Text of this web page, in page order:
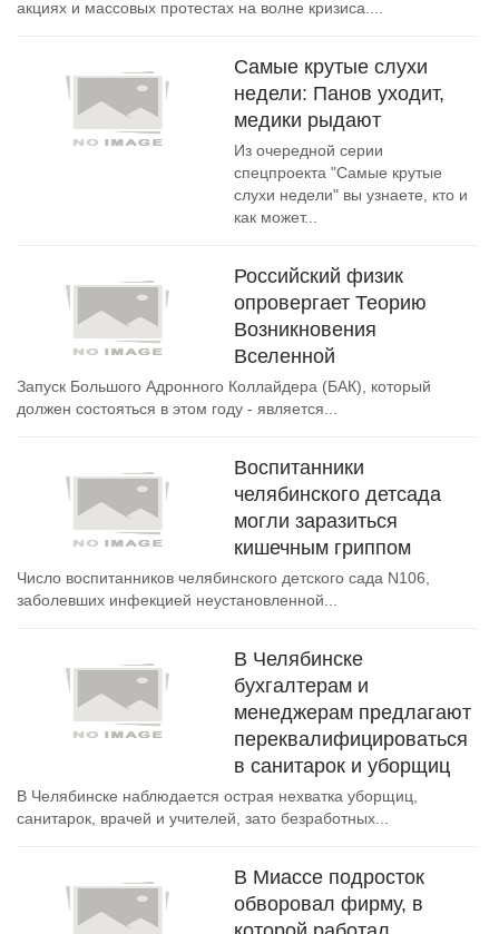
акциях и массовых протестах на волне кризиса....
Самые крутые слухи
недели: Панов уходит,
медики рыдают
Из очередной серии
спецпроекта "Самые крутые
слухи недели" вы узнаете, кто и
как может...
Российский физик
опровергает Теорию
Возникновения
Вселенной
Запуск Большого Адронного Коллайдера (БАК), который
должен состояться в этом году - является...
Воспитанники
челябинского детсада
могли заразиться
кишечным гриппом
Число воспитанников челябинского детского сада N106,
заболевших инфекцией неустановленной...
В Челябинске
бухгалтерам и
менеджерам предлагают
переквалифицироваться
в санитарок и уборщиц
В Челябинске наблюдается острая нехватка уборщиц,
санитарок, врачей и учителей, зато безработных...
В Миассе подросток
обворовал фирму, в